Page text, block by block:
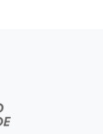
jogo que
e segue